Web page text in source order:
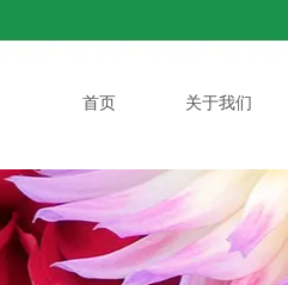
首页 关于我们